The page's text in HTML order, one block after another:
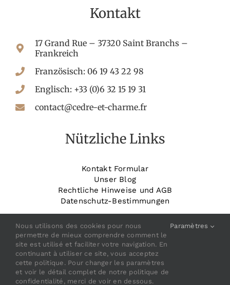
Kontakt
17 Grand Rue – 37320 Saint Branchs –
Frankreich
Französisch: 06 19 43 22 98
Englisch: +33 (0)6 32 15 19 31
contact@cedre-et-charme.fr
Nützliche Links
Kontakt Formular
Unser Blog
Rechtliche Hinweise und AGB
Datenschutz-Bestimmungen
_______________________
Buchen Sie Ihr Zimmer
Nous utilisons des cookies pour nous
permettre de mieux comprendre comment le
site est utilisé et faciliter votre navigation. En
continuant à utiliser ce site, vous acceptez
cette politique. Pour changer les paramètres
et voir le détail complet de notre politique de
confidentialité, merci de voir en dessous.
Paramètres